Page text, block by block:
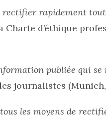
rectifier rapidement
Charte d’éthique
publiée qui se
journalistes (Munich,
les moyens de